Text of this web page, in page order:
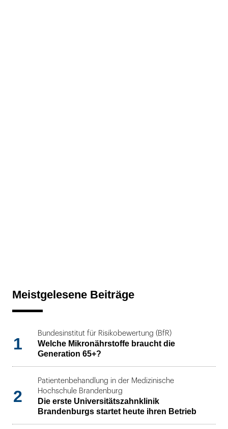
Meistgelesene Beiträge
1
Bundesinstitut für Risikobewertung (BfR)
Welche Mikronährstoffe braucht die
Generation 65+?
2
Patientenbehandlung in der Medizinische
Hochschule Brandenburg
Die erste Universitätszahnklinik
Brandenburgs startet heute ihren Betrieb